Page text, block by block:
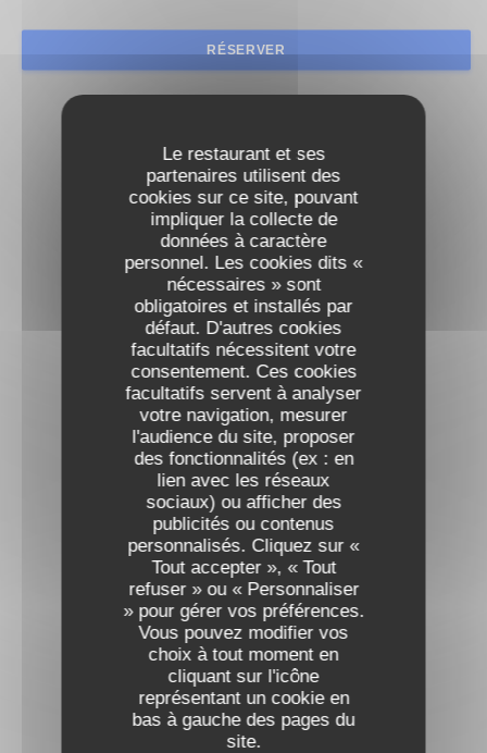
Le restaurant et ses
partenaires utilisent des
cookies sur ce site, pouvant
impliquer la collecte de
données à caractère
personnel. Les cookies dits «
nécessaires » sont
obligatoires et installés par
défaut. D'autres cookies
facultatifs nécessitent votre
consentement. Ces cookies
facultatifs servent à analyser
votre navigation, mesurer
l'audience du site, proposer
des fonctionnalités (ex : en
lien avec les réseaux
sociaux) ou afficher des
publicités ou contenus
personnalisés. Cliquez sur «
Tout accepter », « Tout
refuser » ou « Personnaliser
» pour gérer vos préférences.
Vous pouvez modifier vos
choix à tout moment en
cliquant sur l'icône
représentant un cookie en
bas à gauche des pages du
site.
RÉSERVER